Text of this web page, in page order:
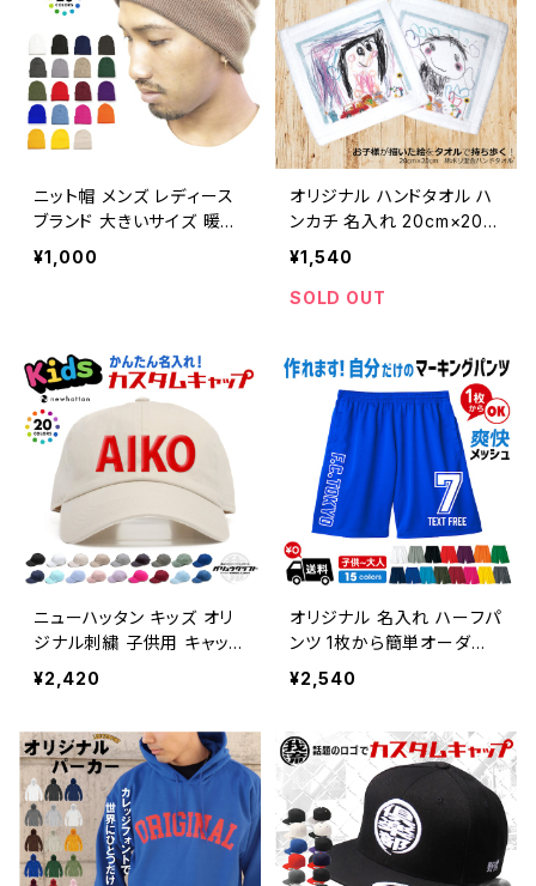
ニット帽 メンズ レディース
ブランド 大きいサイズ 暖か
い無地 ニットキャップ ワッ
チキャップ ビーニー イエロ
コスプレ
¥1,000
オリジナル ハンドタオル ハ
ンカチ 名入れ 20cm×20c
m ギフト 子供が描いた絵
写真プリント フルカラー対
応 誕生日 母の日 父の日
フト
¥1,540
SOLD OUT
ニューハッタン キッズ オリ
ジナル刺繍 子供用 キャップ
ローキャップ ポロキャップ
6パネルキャップ コットンキ
子 女の子 ダンス 衣装 キッ
ズダンス クラブ 野球 帽子
部活
¥2,420
オリジナル 名入れ ハーフパ
ンツ 1枚から簡単オーダー
メイド プリント バスパン サ
ッカーパンツ バスケ サッカ
ンズ レディース 子供 ダンス
ドライ メッシュ UVカット 吸
汗 速乾 爽快
¥2,540